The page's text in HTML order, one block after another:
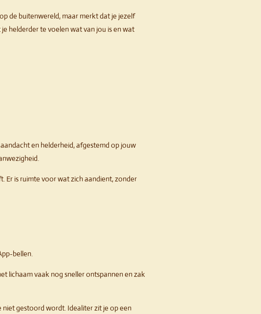
de buitenwereld, maar merkt dat je jezelf
helderder te voelen wat van jou is en wat
en helderheid, afgestemd op jouw
Er is ruimte voor wat zich aandient, zonder
bellen.
lichaam vaak nog sneller ontspannen en zak
niet gestoord wordt. Idealiter zit je op een